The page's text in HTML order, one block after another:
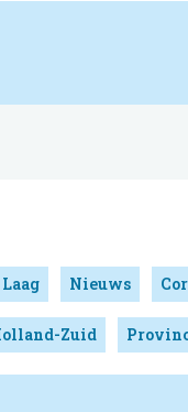
Laag Nieuws
Zuid